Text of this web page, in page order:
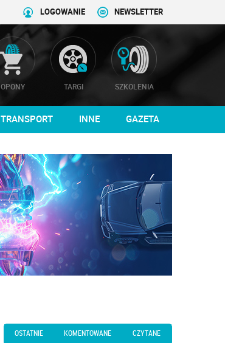
NEWSLETTER
LOGOWANIE
OPONY TARGI SZKOLENIA
TRANSPORT INNE GAZETA
OSTATNIE KOMENTOWANE CZYTANE